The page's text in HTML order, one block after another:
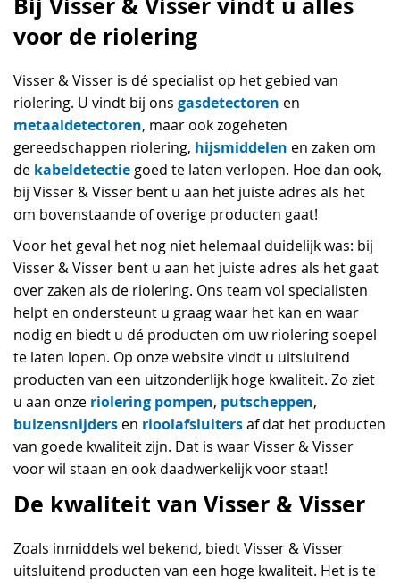
voor de riolering
Visser & Visser is dé specialist op het gebied van
riolering. U vindt bij ons gasdetectoren en
metaaldetectoren, maar ook zogeheten
gereedschappen riolering, hijsmiddelen en zaken om
de kabeldetectiegoed te laten verlopen. Hoe dan ook,
bij Visser & Visser bent u aan het juiste adres als het
om bovenstaande of overige producten gaat!
Voor het geval het nog niet helemaal duidelijk was: bij
Visser & Visser bent u aan het juiste adres als het gaat
over zaken als de riolering. Ons team vol specialisten
helpt en ondersteunt u graag waar het kan en waar
nodig en biedt u dé producten om uw riolering soepel
te laten lopen. Op onze website vindt u uitsluitend
producten van een uitzonderlijk hoge kwaliteit. Zo ziet
u aan onze riolering pompen, putscheppen,
buizensnijders en rioolafsluitersaf dat het producten
van goede kwaliteit zijn. Dat is waar Visser & Visser
voor wil staan en ook daadwerkelijk voor staat!
De kwaliteit van Visser & Visser
Zoals inmiddels wel bekend, biedt Visser & Visser
uitsluitend producten van een hoge kwaliteit. Het is te